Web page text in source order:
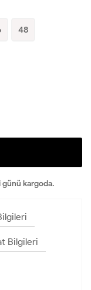
48
kargoda.
Bilgileri